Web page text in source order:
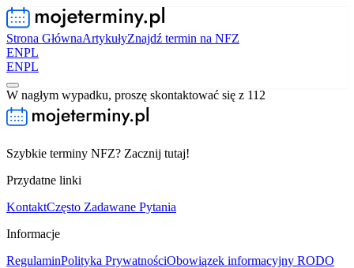
Strona GłównaArtykułyZnajdź termin na NFZ
ENPL
ENPL
W nagłym wypadku, proszę skontaktować się z 112
Szybkie terminy NFZ? Zacznij tutaj!
Przydatne linki
KontaktCzęsto Zadawane Pytania
Informacje
RegulaminPolityka PrywatnościObowiązek informacyjny RODO